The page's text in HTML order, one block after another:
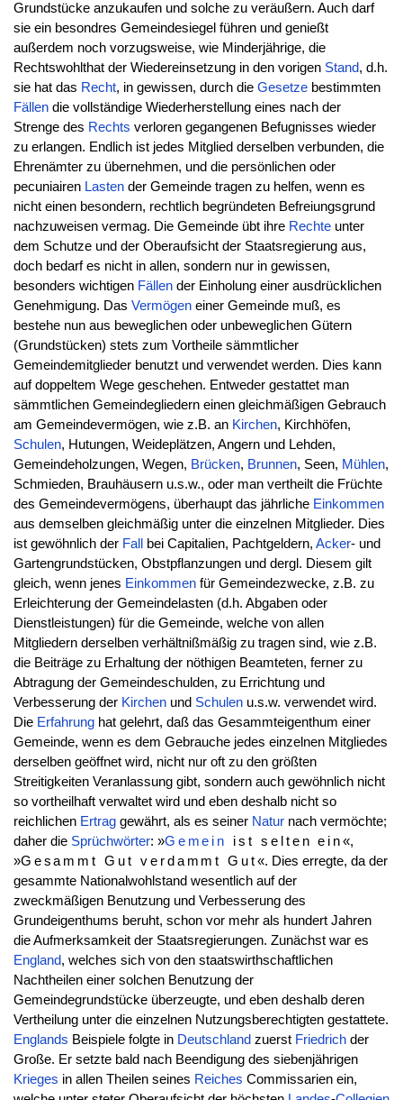
Grundstücke anzukaufen und solche zu veräußern. Auch darf
sie ein besondres Gemeindesiegel führen und genießt
außerdem noch vorzugsweise, wie Minderjährige, die
Rechtswohlthat der Wiedereinsetzung in den vorigen Stand, d.h.
sie hat das Recht, in gewissen, durch die Gesetzebestimmten
Fällendie vollständige Wiederherstellung eines nach der
Strenge des Rechts verloren gegangenen Befugnisses wieder
zu erlangen. Endlich ist jedes Mitglied derselben verbunden, die
Ehrenämter zu übernehmen, und die persönlichen oder
pecuniairen Lastender Gemeinde tragen zu helfen, wenn es
nicht einen besondern, rechtlich begründeten Befreiungsgrund
nachzuweisen vermag. Die Gemeinde übt ihre Rechteunter
dem Schutze und der Oberaufsicht der Staatsregierung aus,
doch bedarf es nicht in allen, sondern nur in gewissen,
besonders wichtigen Fällender Einholung einer ausdrücklichen
Genehmigung. Das Vermögeneiner Gemeinde muß, es
bestehe nun aus beweglichen oder unbeweglichen Gütern
(Grundstücken) stets zum Vortheile sämmtlicher
Gemeindemitglieder benutzt und verwendet werden. Dies kann
auf doppeltem Wege geschehen. Entweder gestattet man
sämmtlichen Gemeindegliedern einen gleichmäßigen Gebrauch
am Gemeindevermögen, wie z.B. an Kirchen, Kirchhöfen,
Schulen, Hutungen, Weideplätzen, Angern und Lehden,
Gemeindeholzungen, Wegen, Brücken, Brunnen, Seen, Mühlen,
Schmieden, Brauhäusern u.s.w., oder man vertheilt die Früchte
des Gemeindevermögens, überhaupt das jährliche Einkommen
aus demselben gleichmäßig unter die einzelnen Mitglieder. Dies
ist gewöhnlich der Fall bei Capitalien, Pachtgeldern, Acker- und
Gartengrundstücken, Obstpflanzungen und dergl. Diesem gilt
gleich, wenn jenes Einkommenfür Gemeindezwecke, z.B. zu
Erleichterung der Gemeindelasten (d.h. Abgaben oder
Dienstleistungen) für die Gemeinde, welche von allen
Mitgliedern derselben verhältnißmäßig zu tragen sind, wie z.B.
die Beiträge zu Erhaltung der nöthigen Beamteten, ferner zu
Abtragung der Gemeindeschulden, zu Errichtung und
Verbesserung der Kirchenund Schulenu.s.w. verwendet wird.
Die Erfahrunghat gelehrt, daß das Gesammteigenthum einer
Gemeinde, wenn es dem Gebrauche jedes einzelnen Mitgliedes
derselben geöffnet wird, nicht nur oft zu den größten
Streitigkeiten Veranlassung gibt, sondern auch gewöhnlich nicht
so vortheilhaft verwaltet wird und eben deshalb nicht so
reichlichen Ertraggewährt, als es seiner Naturnach vermöchte;
daher die Sprüchwörter: »Gemein ist selten ein«,
»Gesammt Gut verdammt Gut«. Dies erregte, da der
gesammte Nationalwohlstand wesentlich auf der
zweckmäßigen Benutzung und Verbesserung des
Grundeigenthums beruht, schon vor mehr als hundert Jahren
die Aufmerksamkeit der Staatsregierungen. Zunächst war es
England, welches sich von den staatswirthschaftlichen
Nachtheilen einer solchen Benutzung der
Gemeindegrundstücke überzeugte, und eben deshalb deren
Vertheilung unter die einzelnen Nutzungsberechtigten gestattete.
Englands Beispiele folgte in Deutschland zuerst Friedrichder
Große. Er setzte bald nach Beendigung des siebenjährigen
Krieges in allen Theilen seines Reiches Commissarien ein,